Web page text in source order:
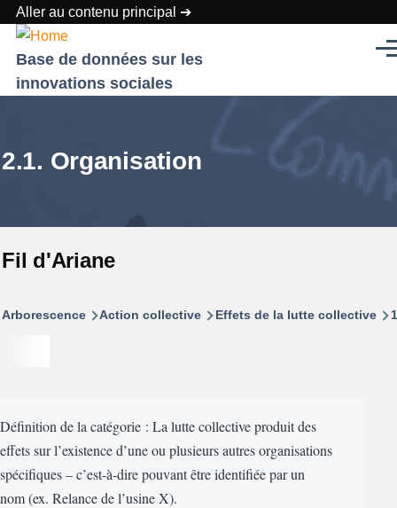
Aller au contenu principal
Base de données sur les
innovations sociales
2.1. Organisation
Fil d'Ariane
Arborescence Action collective Effets de la lutte collective
Définition de la catégorie : La lutte collective produit des
effets sur l’existence d’une ou plusieurs autres organisations
spécifiques – c’est-à-dire pouvant être identifiée par un
nom (ex. Relance de l’usine X).